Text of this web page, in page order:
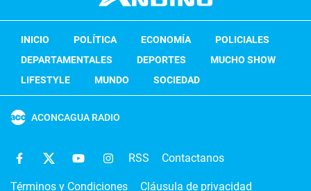
INICIO POLÍTICA ECONOMÍA
POLICIALES
DEPARTAMENTALES
DEPORTES
MUCHO SHOW
LIFESTYLE
MUNDO SOCIEDAD
ACONCAGUA RADIO
RSS Contactanos
Términos y Condiciones Cláusula de privacidad